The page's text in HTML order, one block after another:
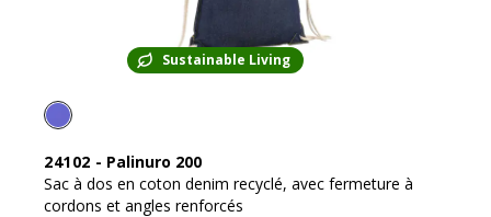
Sustainable Living
24102 - Palinuro 200
Sac à dos en coton denim recyclé, avec fermeture à
cordons et angles renforcés